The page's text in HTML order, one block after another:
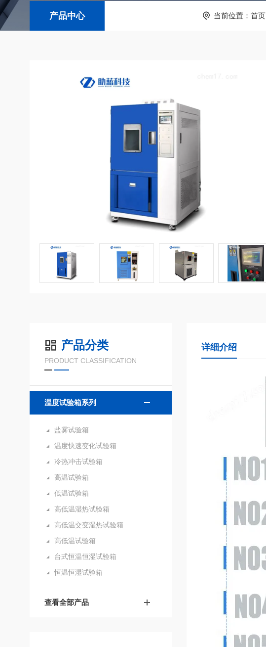
产品中心 当前位置： 首页
产品分类
PRODUCT CLASSIFICATION
温度试验箱系列
盐雾试验箱
温度快速变化试验箱
冷热冲击试验箱
高温试验箱
低温试验箱
高低温湿热试验箱
高低温交变湿热试验箱
高低温试验箱
台式恒温恒湿试验箱
恒温恒湿试验箱
查看全部产品
详细介绍